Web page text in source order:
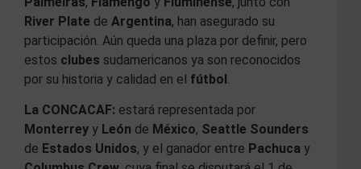
River Plate de Argentina, han asegurado su
participación. Aún queda una plaza por definir, pero
estos clubes sudamericanos ya son reconocidos
por su historia y calidad en el fútbol.
La CONCACAF: estará representada por
Monterrey y León de México, Seattle Sounders
de Estados Unidos, y el ganador entre Pachuca y